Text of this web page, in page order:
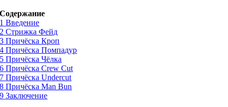
Содержание
1 Введение
2 Стрижка Фейд
3 Причёска Кроп
4 Причёска Помпадур
5 Причёска Чёлка
6 Причёска Crew Cut
7 Причёска Undercut
8 Причёска Man Bun
9 Заключение